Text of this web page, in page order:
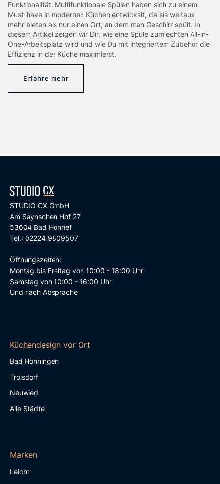
Funktionalität. Multifunktionale Spülen haben sich zu einem
Must-have in modernen Küchen entwickelt, da sie weitaus
mehr bieten als nur einen Ort, an dem man Geschirr spült. In
diesem Artikel zeigen wir Dir, wie eine Spüle zum echten All-in-
One-Arbeitsplatz wird und wie Du mit integriertem Zubehör die
Effizienz in der Küche maximierst.
Erfahre mehr
STUDIO CX GmbH
Am Saynschen Hof 27
53604 Bad Honnef
Tel.: 02224 9809507
Öffnungszeiten:
Montag bis Freitag von 10:00 - 18:00 Uhr
Samstag von 10:00 - 16:00 Uhr
Und nach Absprache
Küchendesign vor Ort
Bad Hönningen
Troisdorf
Neuwied
Alle Städte
Marken
Leicht